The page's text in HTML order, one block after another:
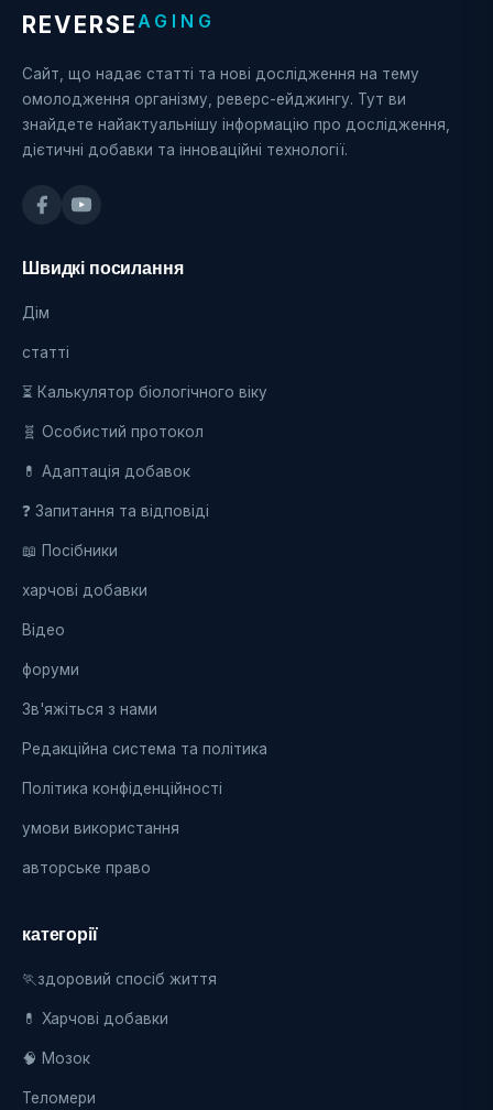
REVERSEAGING
Сайт, що надає статті та нові дослідження на тему
омолодження організму, реверс-ейджингу. Тут ви
знайдете найактуальнішу інформацію про дослідження,
дієтичні добавки та інноваційні технології.
Швидкі посилання
Дім
статті
⏳ Калькулятор біологічного віку
🧬 Особистий протокол
💊 Адаптація добавок
❓ Запитання та відповіді
📖 Посібники
харчові добавки
Відео
форуми
Зв'яжіться з нами
Редакційна система та політика
Політика конфіденційності
умови використання
авторське право
категорії
🏃здоровий спосіб життя
💊 Харчові добавки
🧠 Мозок
Теломери